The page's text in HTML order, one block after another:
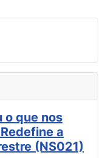
o que nos
a
(NS021)